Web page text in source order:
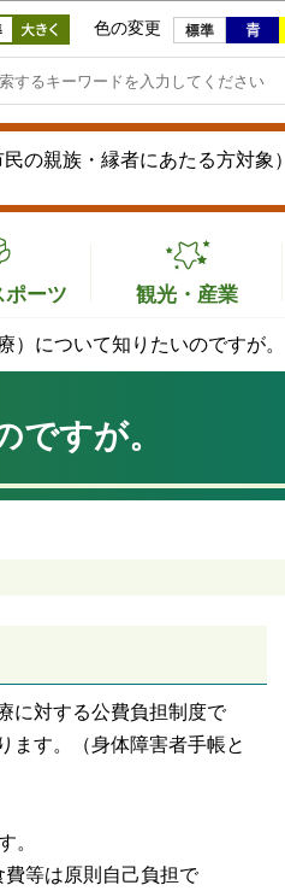
移動
色の変更
の親族・縁者にあたる方対象）
ポーツ 観光・産業
）について知りたいのですが。
ですが。
に対する公費負担制度で
ます。（身体障害者手帳と
。
等は原則自己負担で